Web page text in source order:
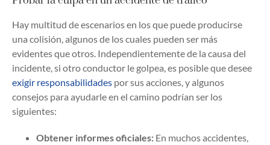
Hay multitud de escenarios en los que puede producirse
una colisión, algunos de los cuales pueden ser más
evidentes que otros. Independientemente de la causa del
incidente, si otro conductor le golpea, es posible que desee
exigir responsabilidadespor sus acciones, y algunos
consejos para ayudarle en el camino podrían ser los
siguientes:
Obtener informes oficiales: En muchos accidentes,